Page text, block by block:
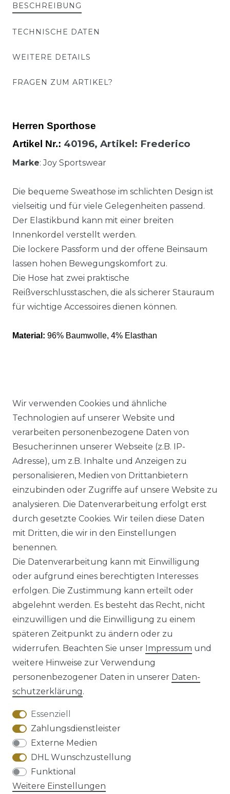
BESCHREIBUNG
TECHNISCHE DATEN
WEITERE DETAILS
FRAGEN ZUM ARTIKEL?
Herren Sporthose
Artikel Nr.: 40196, Artikel: Frederico
Marke: Joy Sportswear
Die bequeme Sweathose im schlichten Design ist
vielseitig und für viele Gelegenheiten passend.
Der Elastikbund kann mit einer breiten
Innenkordel verstellt werden.
Die lockere Passform und der offene Beinsaum
lassen hohen Bewegungskomfort zu.
Die Hose hat zwei praktische
Reißverschlusstaschen, die als sicherer Stauraum
für wichtige Accessoires dienen können.
Material: 96% Baumwolle, 4% Elasthan
Ähnlicher Artikel
Authentic klein - Herren Sport
und Freizeit Hose aus
Baumwollmischung in
verschiedenen Farben (53022)
ab 54,95 € *
Impressum Daten­schutz­erklärung
AGB Barrierefreiheitserklärung
Widerrufs­recht
Wir verwenden Cookies und ähnliche
Technologien auf unserer Website und
verarbeiten personenbezogene Daten von
Besucher:innen unserer Webseite (z.B. IP-
Adresse), um z.B. Inhalte und Anzeigen zu
personalisieren, Medien von Drittanbietern
einzubinden oder Zugriffe auf unsere Website zu
analysieren. Die Datenverarbeitung erfolgt erst
durch gesetzte Cookies. Wir teilen diese Daten
mit Dritten, die wir in den Einstellungen
benennen.
Die Datenverarbeitung kann mit Einwilligung
oder aufgrund eines berechtigten Interesses
erfolgen. Die Zustimmung kann erteilt oder
abgelehnt werden. Es besteht das Recht, nicht
einzuwilligen und die Einwilligung zu einem
späteren Zeitpunkt zu ändern oder zu
widerrufen. Beachten Sie unser Impressum und
weitere Hinweise zur Verwendung
personenbezogener Daten in unserer Daten­
schutz­erklärung.
Essenziell
Zahlungsdienstleister
Externe Medien
DHL Wunschzustellung
Funktional
Weitere Einstellungen